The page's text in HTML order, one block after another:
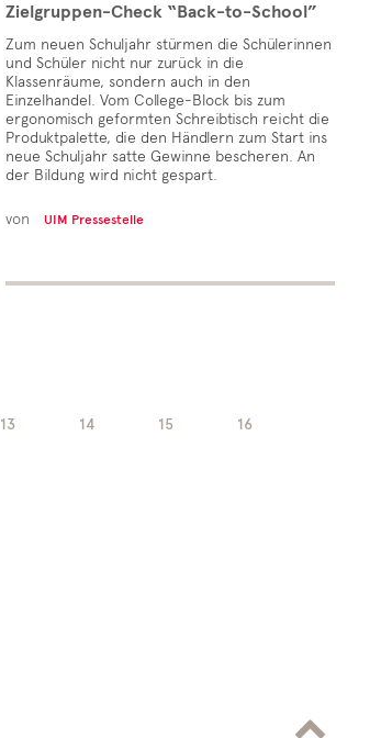
Zielgruppen-Check “Back-to-School”
Zum neuen Schuljahr stürmen die Schülerinnen
und Schüler nicht nur zurück in die
Klassenräume, sondern auch in den
Einzelhandel. Vom College-Block bis zum
ergonomisch geformten Schreibtisch reicht die
Produktpalette, die den Händlern zum Start ins
neue Schuljahr satte Gewinne bescheren. An
der Bildung wird nicht gespart.
von UIM Pressestelle
13 14 15 16
